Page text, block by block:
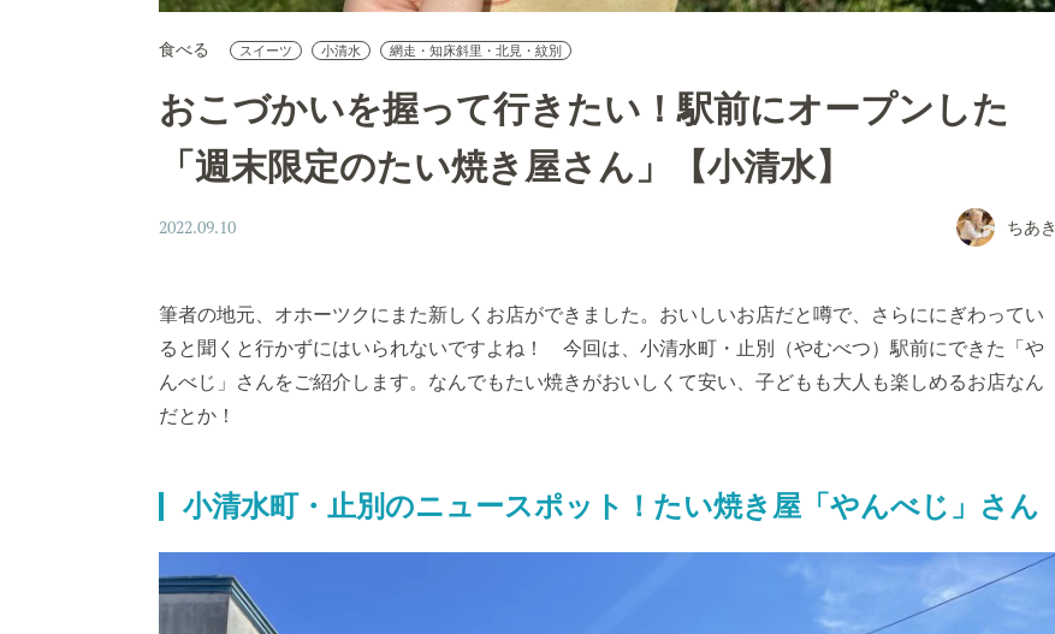
食べる スイーツ 小清水 網走・知床斜里・北見・紋別
おこづかいを握って行きたい！駅前にオープンした
「週末限定のたい焼き屋さん」【小清水】
2022.09.10 ちあき
筆者の地元、オホーツクにまた新しくお店ができました。おいしいお店だと噂で、さらににぎわってい
ると聞くと行かずにはいられないですよね！ 今回は、小清水町・止別（やむべつ）駅前にできた「や
んべじ」さんをご紹介します。なんでもたい焼きがおいしくて安い、子どもも大人も楽しめるお店なん
だとか！
小清水町・ 止別のニュースポット！たい焼き屋「やんべじ」さん